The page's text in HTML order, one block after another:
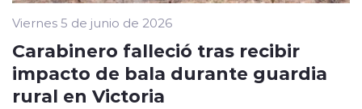
Viernes 5 de junio de 2026
Carabinero falleció tras recibir
impacto de bala durante guardia
rural en Victoria